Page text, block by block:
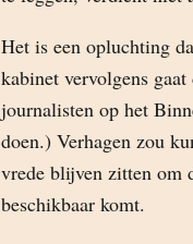
Het is een opluchting
kabinet vervolgens
journalisten op het
doen.) Verhagen zou
vrede blijven zitten om
beschikbaar komt.